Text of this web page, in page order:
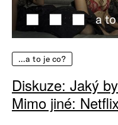
…a to je co?
Diskuze: Jaký
Mimo jiné: